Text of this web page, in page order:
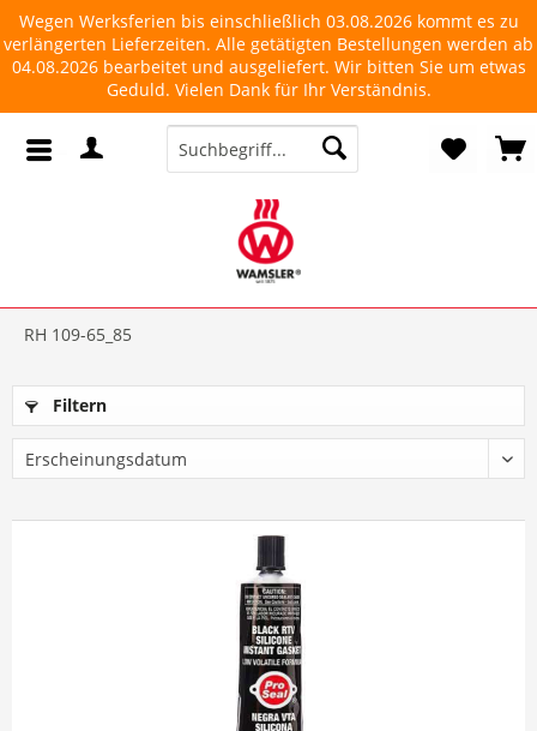
Wegen Werksferien bis einschließlich 03.08.2026 kommt es zu
verlängerten Lieferzeiten. Alle getätigten Bestellungen werden ab
04.08.2026 bearbeitet und ausgeliefert. Wir bitten Sie um etwas
Geduld. Vielen Dank für Ihr Verständnis.
RH 109-65_85
Filtern